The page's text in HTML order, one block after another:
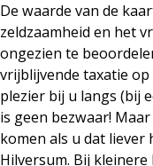
De waarde van de
zeldzaamheid en het
ongezien te
vrijblijvende taxatie
plezier bij u langs (bij
is geen bezwaar!
komen als u dat liever
Hilversum. Bij